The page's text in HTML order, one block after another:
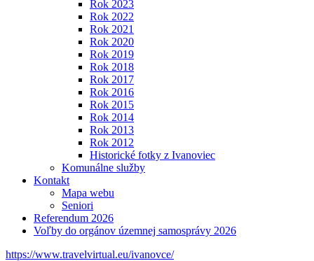
Rok 2023
Rok 2022
Rok 2021
Rok 2020
Rok 2019
Rok 2018
Rok 2017
Rok 2016
Rok 2015
Rok 2014
Rok 2013
Rok 2012
Historické fotky z Ivanoviec
Komunálne služby
Kontakt
Mapa webu
Seniori
Referendum 2026
Voľby do orgánov územnej samosprávy 2026
https://www.travelvirtual.eu/ivanovce/